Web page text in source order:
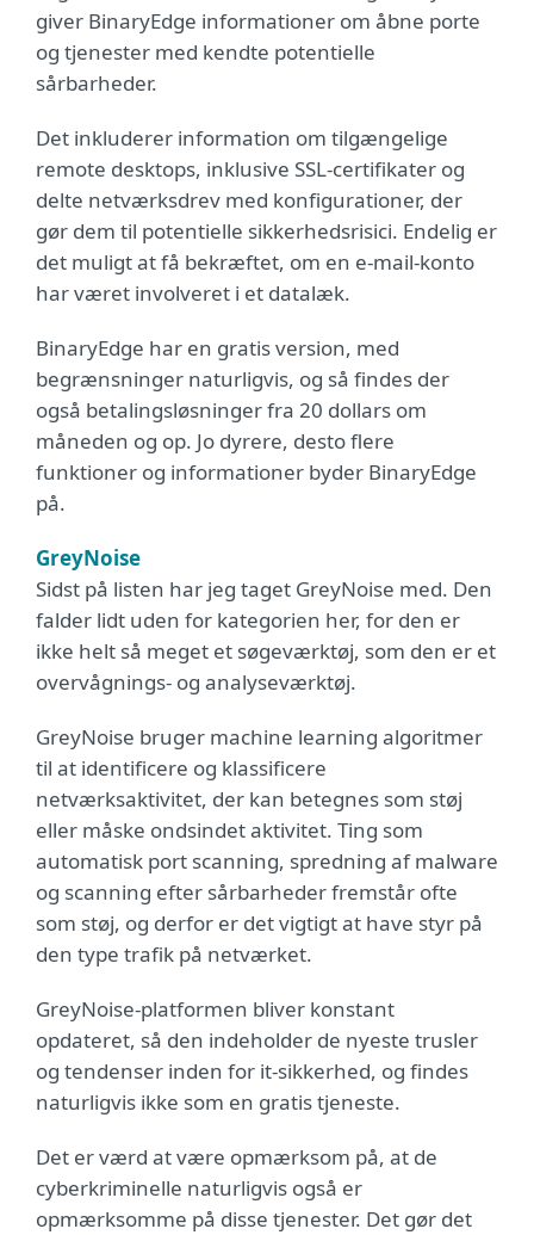
giver BinaryEdge informationer om åbne porte
og tjenester med kendte potentielle
sårbarheder.
Det inkluderer information om tilgængelige
remote desktops, inklusive SSL-certifikater og
delte netværksdrev med konfigurationer, der
gør dem til potentielle sikkerhedsrisici. Endelig er
det muligt at få bekræftet, om en e-mail-konto
har været involveret i et datalæk.
BinaryEdge har en gratis version, med
begrænsninger naturligvis, og så findes der
også betalingsløsninger fra 20 dollars om
måneden og op. Jo dyrere, desto flere
funktioner og informationer byder BinaryEdge
på.
GreyNoise
Sidst på listen har jeg taget GreyNoise med. Den
falder lidt uden for kategorien her, for den er
ikke helt så meget et søgeværktøj, som den er et
overvågnings- og analyseværktøj.
GreyNoise bruger machine learning algoritmer
til at identificere og klassificere
netværksaktivitet, der kan betegnes som støj
eller måske ondsindet aktivitet. Ting som
automatisk port scanning, spredning af malware
og scanning efter sårbarheder fremstår ofte
som støj, og derfor er det vigtigt at have styr på
den type trafik på netværket.
GreyNoise-platformen bliver konstant
opdateret, så den indeholder de nyeste trusler
og tendenser inden for it-sikkerhed, og findes
naturligvis ikke som en gratis tjeneste.
Det er værd at være opmærksom på, at de
cyberkriminelle naturligvis også er
opmærksomme på disse tjenester. Det gør det